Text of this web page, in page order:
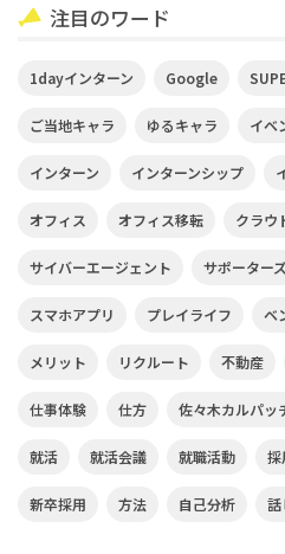
注目のワード
1dayインターン Google
ご当地キャラ ゆるキャラ イベ
インターン インターンシップ
オフィス オフィス移転 クラウ
サイバーエージェント サポーター
スマホアプリ プレイライフ ベ
メリット リクルート 不動産
仕事体験 仕方 佐々木カルパッ
就活 就活会議 就職活動 採
新卒採用 方法 自己分析 話